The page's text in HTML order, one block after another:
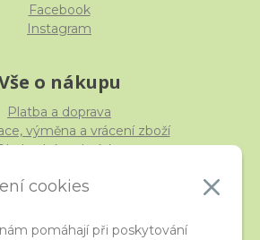
cookies
pomáhají při poskytování
Facebook
Instagram
o nákupu
Platba a doprava
výměna a vrácení zboží
podmínky